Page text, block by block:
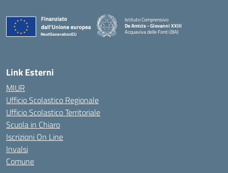
Istituto Comprensivo
De Amicis - Giovanni XXIII
Acquaviva delle Fonti (BA)
— Visita la pagina iniziale della scuola
Link Esterni
MIUR
Ufficio Scolastico Regionale
Ufficio Scolastico Territoriale
Scuola in Chiaro
Iscrizioni On Line
Invalsi
Comune